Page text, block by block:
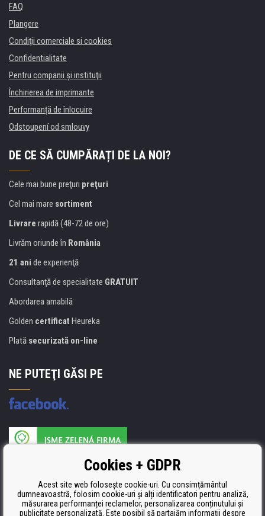
FAQ
Plangere
Condiţii comerciale si cookies
Confidentialitate
Pentru companii și instituţii
Închirierea de imprimante
Performanță de înlocuire
Odstoupení od smlouvy
DE CE SĂ CUMPĂRAȚI DE LA NOI?
Cele mai bune preţuri preţuri
Cel mai mare sortiment
Livrare rapidă (48-72 de ore)
Livrăm oriunde în România
21 ani de experienţă
Consultanţă de specialitate GRATUIT
Abordarea amabilă
Golden certificat Heureka
Plată securizată on-line
NE PUTEŢI GĂSI PE
Producătorul umpluturii de rezervă este certificat
ISO 9001, ISO 14001 şi STMC.Cookies + GDPR
Acest site web folosește cookie-uri. Cu consimțământul
dumneavoastră, folosim cookie-uri și alți identificatori pentru analiză,
măsurarea performanței reclamelor, personalizarea conținutului și
publicitate personalizată. Este posibil să partajăm informații despre